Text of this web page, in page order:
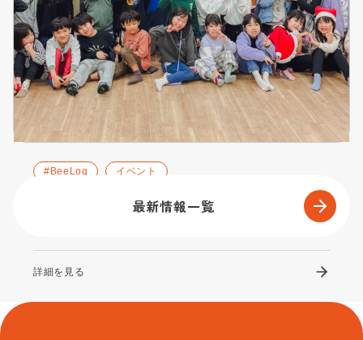
#BeeLog イベント
なないろ学童様にて演奏会を開催しました♪
詳細を見る
最新情報一覧